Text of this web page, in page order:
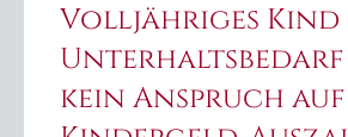
Volljähriges Kind
Unterhaltsbedarf
kein Anspruch auf